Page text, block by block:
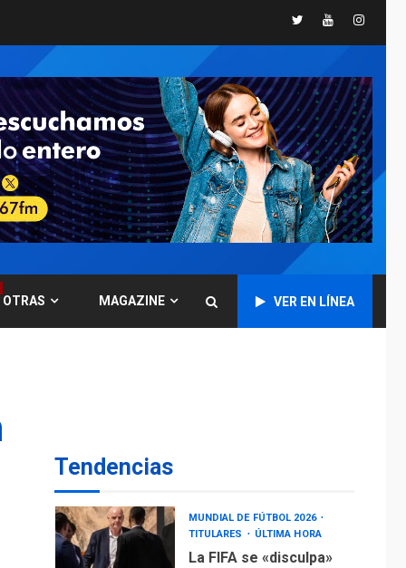
TwitterYoutube
OTRAS MAGAZINE VER EN LÍNEA
Tendencias
6
TITULARES
CNP plantea incluir
Libertad de Expresión
en agenda de
negociación con
comisión de AN 2015
7
DESTACADOS
NACIONALES
ÚLTIMA HORA
Gobierno nacional y
regional nos
respaldaron desde el
primer momento tras
asegura Gustavo
Duque
MUNDIAL DE FÚTBOL 2026
TITULARES
ÚLTIMA HORA
La FIFA se «disculpa»